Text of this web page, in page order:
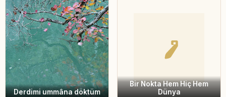
Derdimi ummâna döktüm
Bir Nokta Hem Hiç Hem
Dünya